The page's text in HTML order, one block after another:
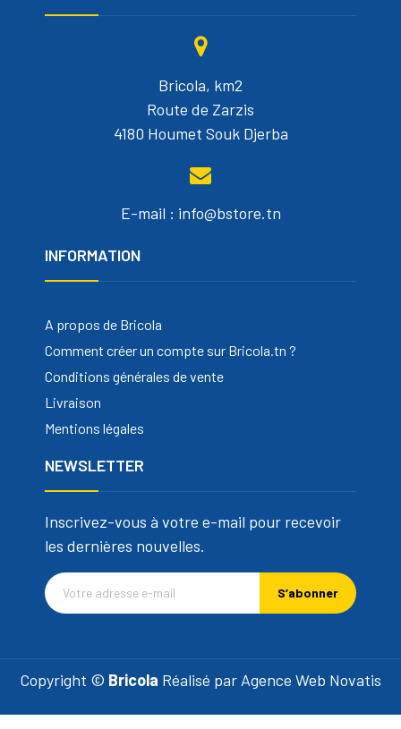
Bricola, km2
Route de Zarzis
4180 Houmet Souk Djerba
E-mail : info@bstore.tn
INFORMATION
A propos de Bricola
Comment créer un compte sur Bricola.tn ?
Conditions générales de vente
Livraison
Mentions légales
NEWSLETTER
Inscrivez-vous à votre e-mail pour recevoir
les dernières nouvelles.
S’abonner
Copyright © Bricola Réalisé par Agence Web Novatis